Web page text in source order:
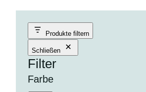
Produkte filtern
Schließen
Filter
Farbe